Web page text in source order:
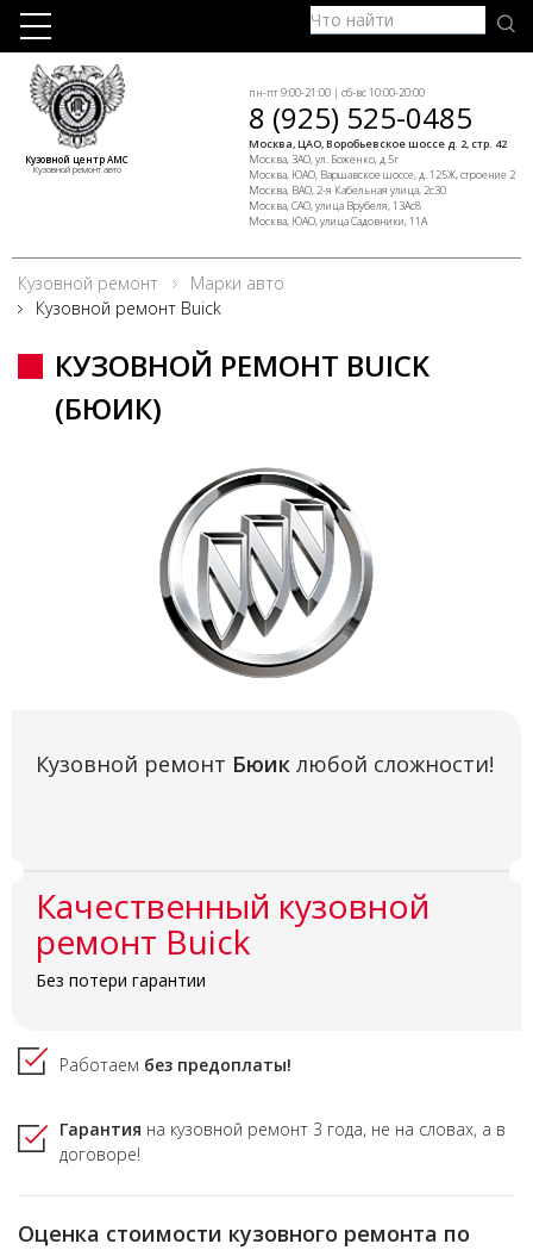
Кузовной центр АМС
Кузовной ремонт авто
пн-пт 9:00-21:00 | сб-вс 10:00-20:00
8 (925) 525-0485
Москва, ЦАО, Воробьевское шоссе д. 2, стр. 42
Москва, ЗАО, ул. Боженко, д.5г
Москва, ЮАО, Варшавское шоссе, д. 125Ж, строение 2
Москва, ВАО, 2-я Кабельная улица, 2с30
Москва, САО, улица Врубеля, 13Ас8
Москва, ЮАО, улица Садовники, 11А
Кузовной ремонт
Марки авто
Кузовной ремонт Buick
КУЗОВНОЙ РЕМОНТ BUICK
(БЮИК)
Кузовной ремонт Бюик любой сложности!
Качественный кузовной
ремонт Buick
Без потери гарантии
Работаем без предоплаты!
Гарантия на кузовной ремонт 3 года, не на словах, а в
договоре!
Оценка стоимости кузовного ремонта по